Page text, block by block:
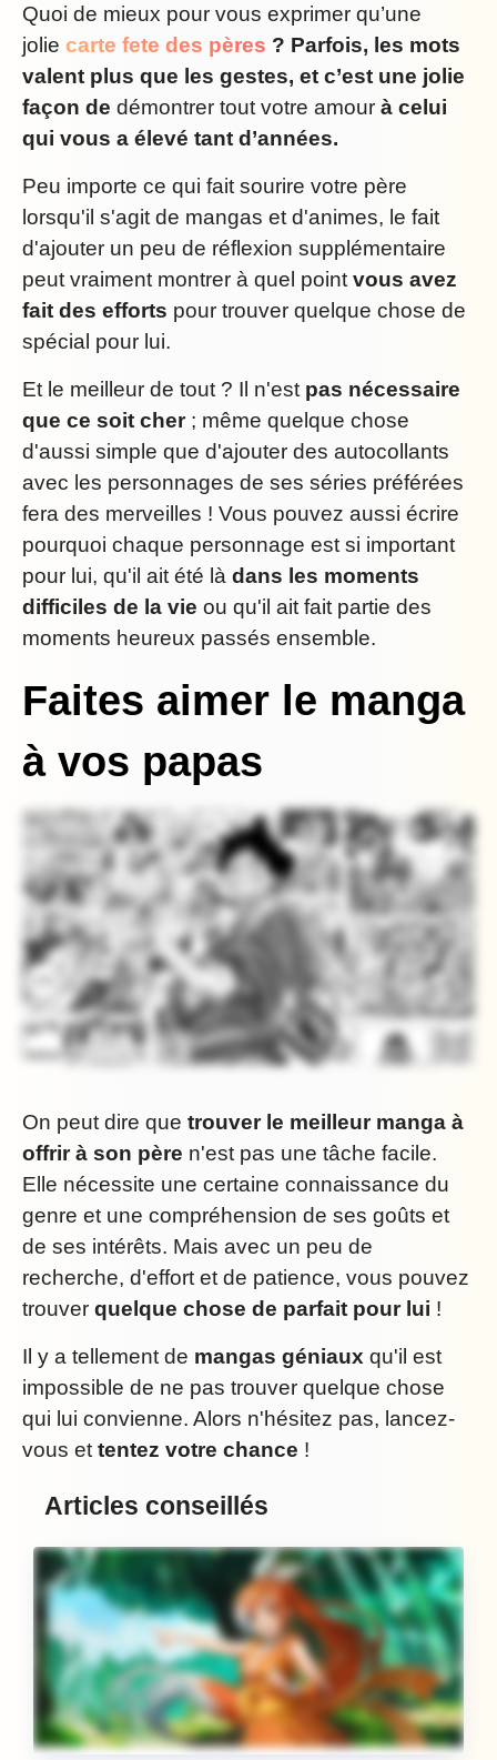
Quoi de mieux pour vous exprimer qu’une
jolie carte fete des pères ? Parfois, les mots
valent plus que les gestes, et c’est une jolie
façon de démontrer tout votre amour à celui
qui vous a élevé tant d’années.
Peu importe ce qui fait sourire votre père
lorsqu'il s'agit de mangas et d'animes, le fait
d'ajouter un peu de réflexion supplémentaire
peut vraiment montrer à quel pointvous avez
fait des efforts pour trouver quelque chose de
spécial pour lui.
Et le meilleur de tout ? Il n'est pas nécessaire
que ce soit cher; même quelque chose
d'aussi simple que d'ajouter des autocollants
avec les personnages de ses séries préférées
fera des merveilles ! Vous pouvez aussi écrire
pourquoi chaque personnage est si important
pour lui, qu'il ait été là dans les moments
difficiles de la vie ou qu'il ait fait partie des
moments heureux passés ensemble.
Faites aimer le manga
à vos papas
On peut dire que trouver le meilleur manga à
offrir à son père n'est pas une tâche facile.
Elle nécessite une certaine connaissance du
genre et une compréhension de ses goûts et
de ses intérêts. Mais avec un peu de
recherche, d'effort et de patience, vous pouvez
trouver quelque chose de parfait pour lui !
Il y a tellement de mangas géniaux qu'il est
impossible de ne pas trouver quelque chose
qui lui convienne. Alors n'hésitez pas, lancez-
vous et tentez votre chance !
Articles conseillés